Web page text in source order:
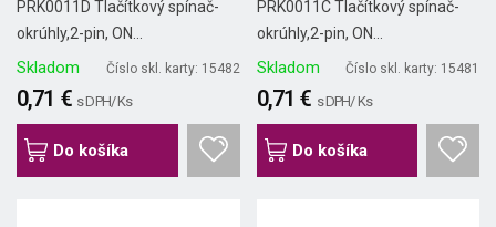
PRK0011D Tlačítkový spínač-
okrúhly,2-pin, ON...
Skladom Číslo skl. karty: 15482
0,71 € s DPH/ Ks
Do košíka
PRK0011C Tlačítkový spínač-
okrúhly,2-pin, ON...
Skladom Číslo skl. karty: 15481
0,71 € s DPH/ Ks
Do košíka